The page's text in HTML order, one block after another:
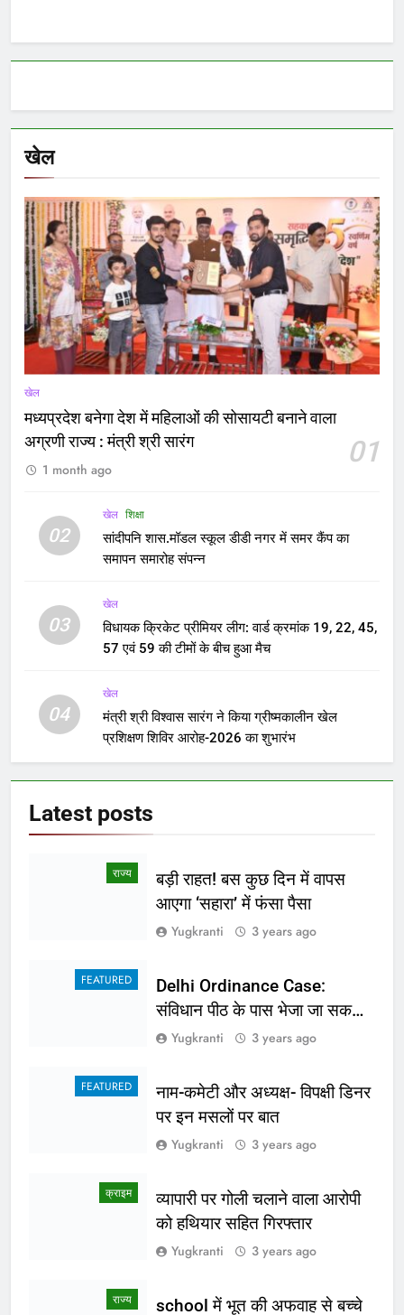
खेल
खेल
मध्यप्रदेश बनेगा देश में महिलाओं की सोसायटी बनाने वाला
अग्रणी राज्य : मंत्री श्री सारंग
01
1 month ago
02
खेल शिक्षा
सांदीपनि शास.मॉडल स्कूल डीडी नगर में समर कैंप का
समापन समारोह संपन्न
03
खेल
विधायक क्रिकेट प्रीमियर लीग: वार्ड क्रमांक 19, 22, 45,
57 एवं 59 की टीमों के बीच हुआ मैच
04
खेल
मंत्री श्री विश्वास सारंग ने किया ग्रीष्मकालीन खेल
प्रशिक्षण शिविर आरोह-2026 का शुभारंभ
Latest posts
राज्य
बड़ी राहत! बस कुछ दिन में वापस
आएगा ‘सहारा’ में फंसा पैसा
Yugkranti 3 years ago
FEATURED
Delhi Ordinance Case:
संविधान पीठ के पास भेजा जा सकता
है अध्यादेश का मामला
Yugkranti 3 years ago
FEATURED
नाम-कमेटी और अध्यक्ष- विपक्षी डिनर
पर इन मसलों पर बात
Yugkranti 3 years ago
क्राइम
व्यापारी पर गोली चलाने वाला आरोपी
को हथियार सहित गिरफ्तार
Yugkranti 3 years ago
राज्य school में भूत की अफवाह से बच्चे